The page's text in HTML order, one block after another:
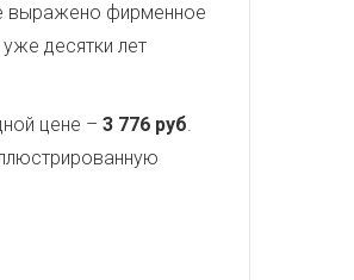
выражено фирменное
десятки лет
цене – 3 776 руб.